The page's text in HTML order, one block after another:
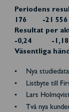
176 -21
Resultat
-0,24 -
Väsentliga
Nya
Listbyte till
Lars
Två nya